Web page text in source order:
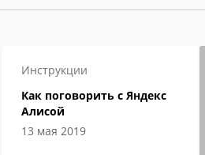
Инструкции
Как поговорить с Яндекс
Алисой
13 мая 2019